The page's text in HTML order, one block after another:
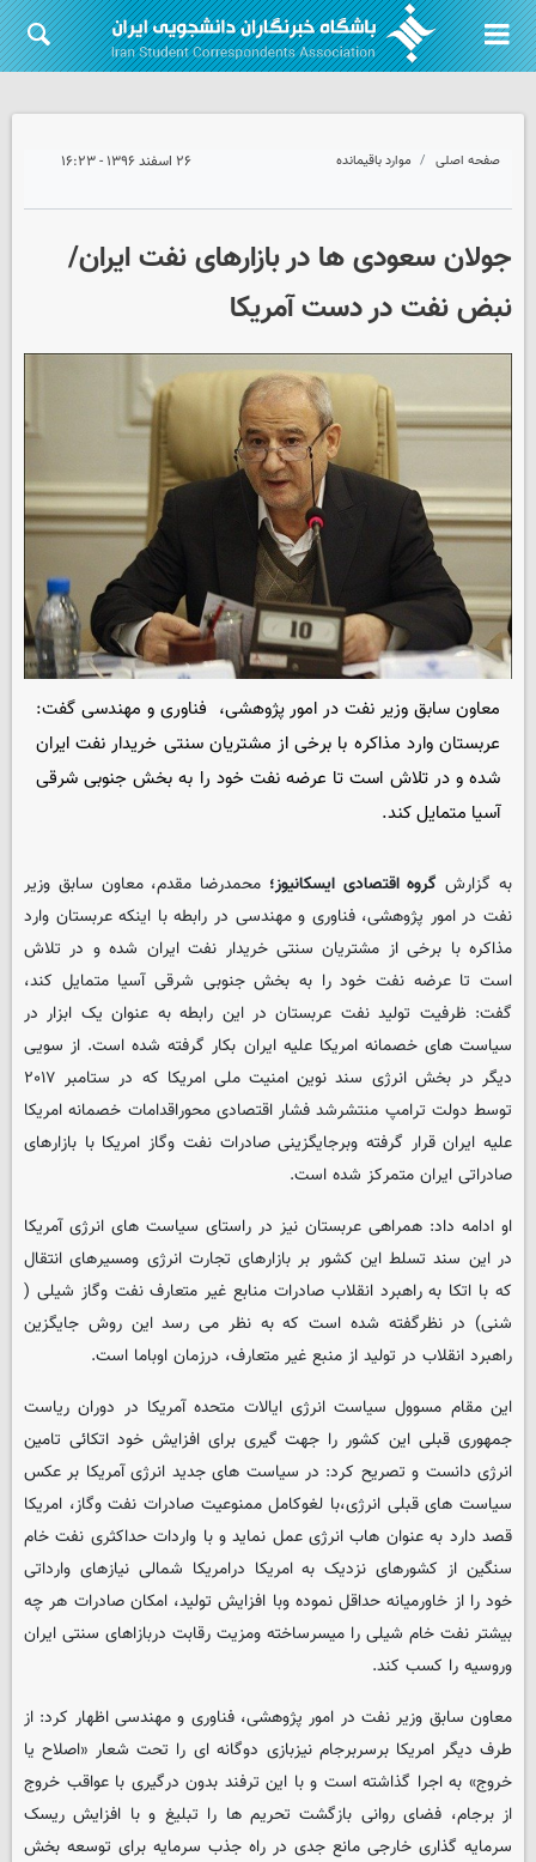
صفحه اصلی موارد باقیمانده ۲۶ اسفند ۱۳۹۶ - ۱۶:۲۳
جولان سعودی ها در بازارهای نفت ایران/
نبض نفت در دست آمریکا
معاون سابق وزیر نفت در امور پژوهشی، فناوری و مهندسی گفت:
عربستان وارد مذاکره با برخی از مشتریان سنتی خریدار نفت ایران
شده و در تلاش است تا عرضه نفت خود را به بخش جنوبی شرقی
آسیا متمایل کند.
به گزارش گروه اقتصادی ایسکانیوز؛ محمدرضا مقدم، معاون سابق وزیر
نفت در امور پژوهشی، فناوری و مهندسی در رابطه با اینکه عربستان وارد
مذاکره با برخی از مشتریان سنتی خریدار نفت ایران شده و در تلاش
است تا عرضه نفت خود را به بخش جنوبی شرقی آسیا متمایل کند،
گفت: ظرفیت تولید نفت عربستان در این رابطه به عنوان یک ابزار در
سیاست های خصمانه امریکا علیه ایران بکار گرفته شده است. از سویی
دیگر در بخش انرژی سند نوین امنیت ملی امریکا که در ستامبر ۲۰۱۷
توسط دولت ترامپ منتشرشد فشار اقتصادی محوراقدامات خصمانه امریکا
علیه ایران قرار گرفته وبرجایگزینی صادرات نفت وگاز امریکا با بازارهای
صادراتی ایران متمرکز شده است.
او ادامه داد: همراهی عربستان نیز در راستای سیاست های انرژی آمریکا
در این سند تسلط این کشور بر بازارهای تجارت انرژی ومسیرهای انتقال
که با اتکا به راهبرد انقلاب صادرات منابع غیر متعارف نفت وگاز شیلی (
شنی) در نظرگفته شده است که به نظر می رسد این روش جایگزین
راهبرد انقلاب در تولید از منبع غیر متعارف، درزمان اوباما است.
این مقام مسوول سیاست انرژی ایالات متحده آمریکا در دوران ریاست
جمهوری قبلی این کشور را جهت گیری برای افزایش خود اتکائی تامین
انرژی دانست و تصریح کرد: در سیاست های جدید انرژی آمریکا بر عکس
سیاست های قبلی انرژی،با لغوکامل ممنوعیت صادرات نفت وگاز، امریکا
قصد دارد به عنوان هاب انرژی عمل نماید و با واردات حداکثری نفت خام
سنگین از کشورهای نزدیک به امریکا درامریکا شمالی نیازهای وارداتی
خود را از خاورمیانه حداقل نموده وبا افزایش تولید، امکان صادرات هر چه
بیشتر نفت خام شیلی را میسرساخته ومزیت رقابت دربازاهای سنتی ایران
وروسیه را کسب کند.
معاون سابق وزیر نفت در امور پژوهشی، فناوری و مهندسی اظهار کرد: از
طرف دیگر امریکا برسربرجام نیزبازی دوگانه ای را تحت شعار «اصلاح یا
خروج» به اجرا گذاشته است و با این ترفند بدون درگیری با عواقب خروج
از برجام، فضای روانی بازگشت تحریم ها را تبلیغ و با افزایش ریسک
سرمایه گذاری خارجی مانع جدی در راه جذب سرمایه برای توسعه بخش